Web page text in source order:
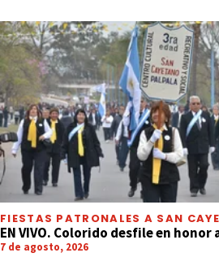
FIESTAS PATRONALES A SAN
EN VIVO. Colorido desfile en honor
7 de agosto, 2026